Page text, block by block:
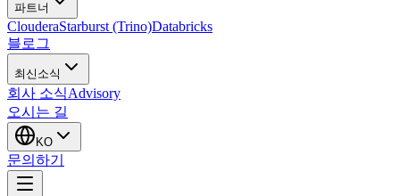
파트너
ClouderaStarburst (Trino)Databricks
블로그
최신소식
회사 소식Advisory
오시는 길
KO
문의하기